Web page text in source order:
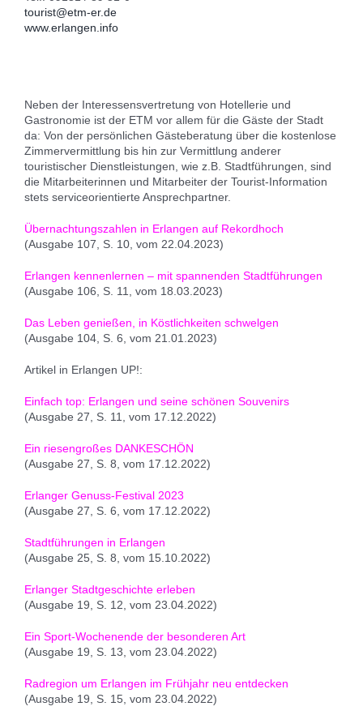
tourist@etm-er.de
www.erlangen.info
Neben der Interessensvertretung von Hotellerie und
Gastronomie ist der ETM vor allem für die Gäste der Stadt
da: Von der persönlichen Gästeberatung über die kostenlose
Zimmervermittlung bis hin zur Vermittlung anderer
touristischer Dienstleistungen, wie z.B. Stadtführungen, sind
die Mitarbeiterinnen und Mitarbeiter der Tourist-Information
stets serviceorientierte Ansprechpartner.
Übernachtungszahlen in Erlangen auf Rekordhoch
(Ausgabe 107, S. 10, vom 22.04.2023)
Erlangen kennenlernen – mit spannenden Stadtführungen
(Ausgabe 106, S. 11, vom 18.03.2023)
Das Leben genießen, in Köstlichkeiten schwelgen
(Ausgabe 104, S. 6, vom 21.01.2023)
Artikel in Erlangen UP!:
Einfach top: Erlangen und seine schönen Souvenirs
(Ausgabe 27, S. 11, vom 17.12.2022)
Ein riesengroßes DANKESCHÖN
(Ausgabe 27, S. 8, vom 17.12.2022)
Erlanger Genuss-Festival 2023
(Ausgabe 27, S. 6, vom 17.12.2022)
Stadtführungen in Erlangen
(Ausgabe 25, S. 8, vom 15.10.2022)
Erlanger Stadtgeschichte erleben
(Ausgabe 19, S. 12, vom 23.04.2022)
Ein Sport-Wochenende der besonderen Art
(Ausgabe 19, S. 13, vom 23.04.2022)
Radregion um Erlangen im Frühjahr neu entdecken
(Ausgabe 19, S. 15, vom 23.04.2022)